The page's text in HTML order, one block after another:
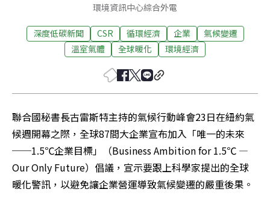
環境資訊中心綜合外電
深度低碳新聞 CSR 循環經濟 企業
氣候變遷
溫室氣體
全球暖化 環境經濟
聯合國秘書長古雷斯特主持的氣候行動峰會23日在紐約氣
候週開幕之際，全球87間大企業宣布加入「唯一的未來
──1.5℃企業目標」（Business Ambition for 1.5℃ —
Our Only Future）倡議，宣示要跟上科學家提出的全球
暖化警訊，以避免讓企業營運導致氣候變遷的嚴重後果。